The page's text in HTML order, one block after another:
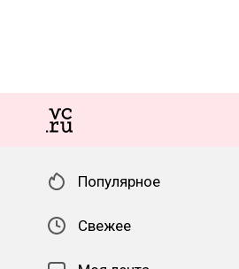
Популярное
Свежее